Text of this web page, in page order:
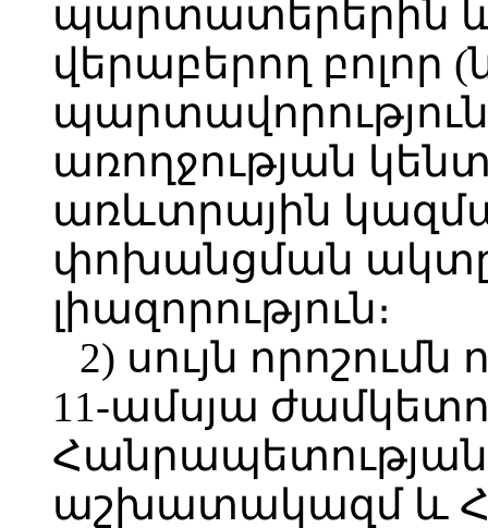
պարտատերերին
վերաբերող բոլոր
առողջության
առևտրային
փոխանցման
լիազորություն։
2) սույն
11-ամսյա
աշխատակազմ և